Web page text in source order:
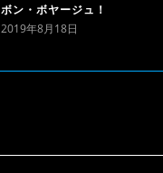
ボン・ボヤージュ！
2019年8月18日